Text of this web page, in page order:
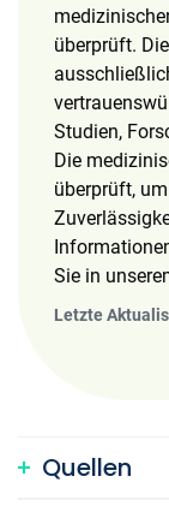
überprüft.
Studien,
Die
überprüft,
Sie in
Letzte
Quellen